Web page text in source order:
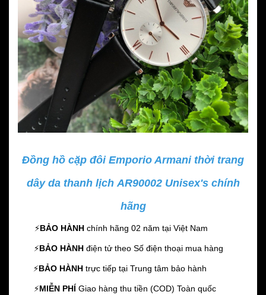
Đồng hồ cặp đôi Emporio Armani thời trang
dây da thanh lịch AR90002 Unisex's chính
hãng
⚡️BẢO HÀNH chính hãng 02 năm tại Việt Nam
⚡️BẢO HÀNH điện tử theo Số điện thoại mua hàng
⚡️BẢO HÀNH trực tiếp tại Trung tâm bảo hành
⚡️MIỄN PHÍ Giao hàng thu tiền (COD) Toàn quốc